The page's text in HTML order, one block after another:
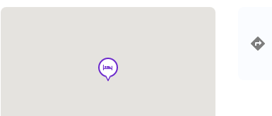
hotel